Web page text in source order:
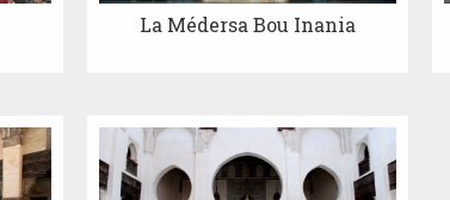
La Médersa Bou Inania